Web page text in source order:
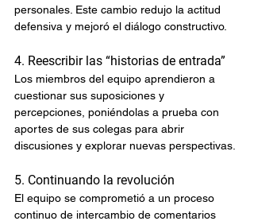
personales. Este cambio redujo la actitud
defensiva y mejoró el diálogo constructivo.
4. Reescribir las “historias de entrada”
Los miembros del equipo aprendieron a
cuestionar sus suposiciones y
percepciones, poniéndolas a prueba con
aportes de sus colegas para abrir
discusiones y explorar nuevas perspectivas.
5. Continuando la revolución
El equipo se comprometió a un proceso
continuo de intercambio de comentarios